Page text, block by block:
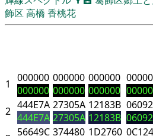
飾区 高橋 香桃花
1
000000
000000
000000
000000
000000
000000
2 444E7A
444E7A
27305A
27305A
12183B
12183B
56649C 374480 1D2760